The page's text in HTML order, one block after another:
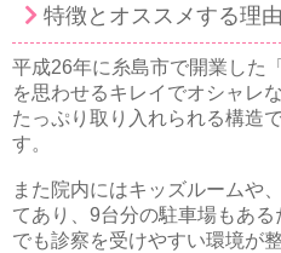
特徴とオススメする理由
平成26年に糸島市で開業した
を思わせるキレイでオシャレ
たっぷり取り入れられる構造
す。
また院内にはキッズルームや
てあり、9台分の駐車場もあ
でも診察を受けやすい環境が